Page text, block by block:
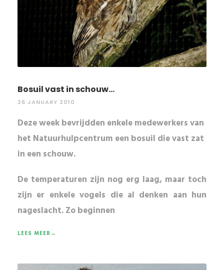
Bosuil vast in schouw...
26 JANUARY 2010
Deze week bevrijdden enkele medewerkers van
het Natuurhulpcentrum een bosuil die vast zat
in een schouw.
De temperaturen zijn nog erg laag, maar toch
zijn er enkele vogels die al denken aan hun
nageslacht. Zo beginnen
LEES MEER→